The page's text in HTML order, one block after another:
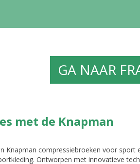
GA NAAR
met de Knapman
Knapman compressiebroeken voor sport
Ontworpen met innovatieve